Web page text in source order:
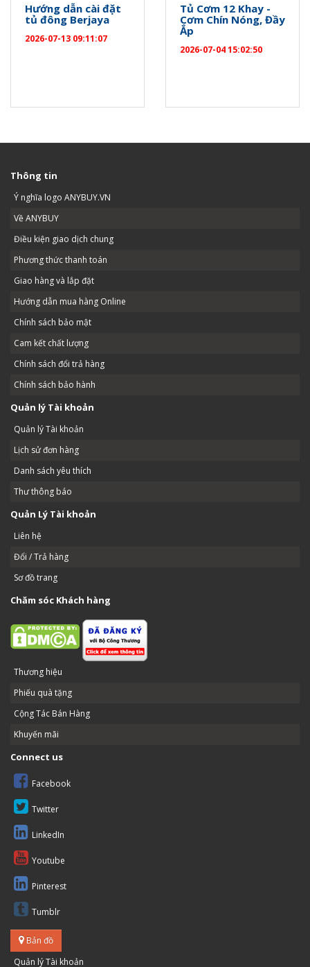
Hướng dẫn cài đặt
tủ đông Berjaya
2026-07-13 09:11:07
Tủ Cơm 12 Khay -
Cơm Chín Nóng, Đầy
Ắp
2026-07-04 15:02:50
Thông tin
Ý nghĩa logo ANYBUY.VN
Về ANYBUY
Điều kiện giao dịch chung
Phương thức thanh toán
Giao hàng và lắp đặt
Hướng dẫn mua hàng Online
Chính sách bảo mật
Cam kết chất lượng
Chính sách đổi trả hàng
Chính sách bảo hành
Quản lý Tài khoản
Quản lý Tài khoản
Lịch sử đơn hàng
Danh sách yêu thích
Thư thông báo
Quản Lý Tài khoản
Liên hệ
Đổi / Trả hàng
Sơ đồ trang
Chăm sóc Khách hàng
Thương hiệu
Phiếu quà tặng
Cộng Tác Bán Hàng
Khuyến mãi
Connect us
Facebook
Twitter
LinkedIn
Youtube
Pinterest
Tumblr
Bản đồ
Quản lý Tài khoản